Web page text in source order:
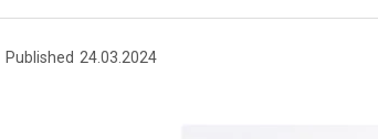
Published 24.03.2024